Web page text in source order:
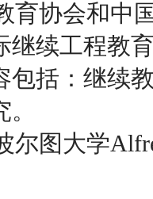
协会和中国
继续工程教
包括：继续
图大学